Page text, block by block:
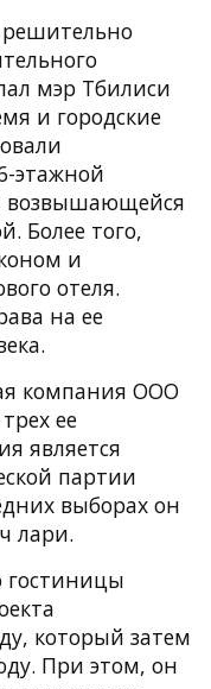
решительно
мэр Тбилиси
и городские
этажной
Более того,
и
отеля.
на ее
компания ООО
ее
является
партии
выборах он
лари.
гостиницы
который затем
При этом, он